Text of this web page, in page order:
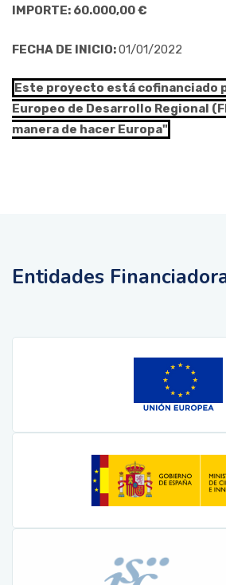
IMPORTE: 60.000,00 €
FECHA DE INICIO:01/01/2022
Este proyecto está cofinanciado
Europeo de Desarrollo Regional
manera de hacer Europa"
Entidades